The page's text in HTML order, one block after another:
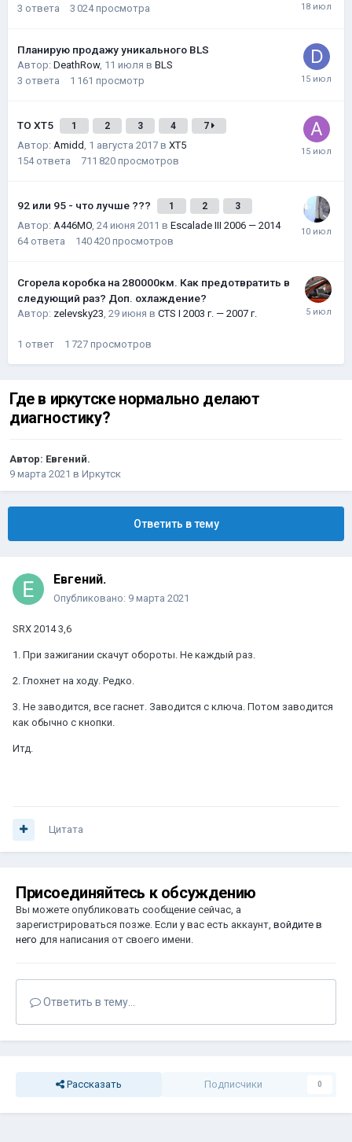
3 ответа 3 024 просмотра
Планирую продажу уникального BLS
Автор: DeathRow, 11 июля в BLS
3 ответа 1 161 просмотр
ТО XT5 1 2 3 4 7
Автор: Amidd, 1 августа 2017 в XT5
154 ответа 711 820 просмотров
92 или 95 - что лучше ??? 1 2 3
Автор: A446MO, 24 июня 2011 в Escalade III 2006 — 2014
64 ответа 140 420 просмотров
Сгорела коробка на 280000км. Как предотвратить в
следующий раз? Доп. охлаждение?
Автор: zelevsky23, 29 июня в CTS I 2003 г. — 2007 г.
1 ответ 1 727 просмотров
Где в иркутске нормально делают
диагностику?
Автор: Евгений.
9 марта 2021 в Иркутск
Ответить в тему
Евгений.
Опубликовано: 9 марта 2021
SRX 2014 3,6
1. При зажигании скачут обороты. Не каждый раз.
2. Глохнет на ходу. Редко.
3. Не заводится, все гаснет. Заводится с ключа. Потом заводится
как обычно с кнопки.
Итд.
Цитата
Присоединяйтесь к обсуждению
Вы можете опубликовать сообщение сейчас, а
зарегистрироваться позже. Если у вас есть аккаунт, войдите в
него для написания от своего имени.
Ответить в тему...
Рассказать Подписчики 0